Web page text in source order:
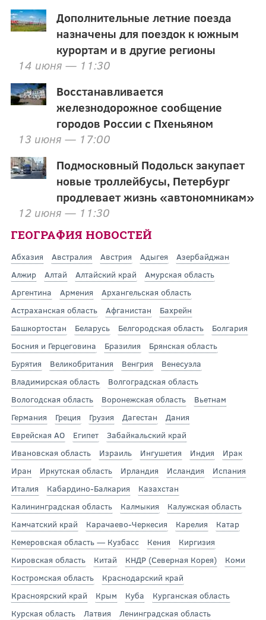
Дополнительные летние поезда
назначены для поездок к южным
курортам и в другие регионы
14 июня — 11:30
Восстанавливается
железнодорожное сообщение
городов России с Пхеньяном
13 июня — 17:00
Подмосковный Подольск закупает
новые троллейбусы, Петербург
продлевает жизнь «автономникам»
12 июня — 11:30
ГЕОГРАФИЯ НОВОСТЕЙ
Абхазия Австралия Австрия Адыгея
Азербайджан
Алжир
Алтай Алтайский край
Амурская область
Аргентина
Армения
Архангельская область
Астраханская область
Афганистан
Бахрейн
Башкортостан
Беларусь Белгородская область
Болгария
Босния и Герцеговина
Бразилия
Брянская область
Бурятия
Великобритания Венгрия
Венесуэла
Владимирская область
Волгоградская область
Вологодская область
Воронежская область
Вьетнам
Германия
Греция Грузия Дагестан
Дания
Еврейская АО
Египет
Забайкальский край
Ивановская область
Израиль Ингушетия Индия
Ирак
Иран
Иркутская область Ирландия Исландия
Испания
Италия
Кабардино-Балкария
Казахстан
Калининградская область
Калмыкия
Калужская область
Камчатский край
Карачаево-Черкесия Карелия
Катар
Кемеровская область — Кузбасс
Кения
Киргизия
Кировская область
Китай КНДР (Северная Корея)
Коми
Костромская область
Краснодарский край
Красноярский край
Крым Куба
Курганская область
Курская область
Латвия
Ленинградская область